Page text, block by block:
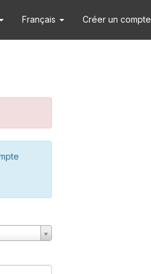
Français Créer un compte